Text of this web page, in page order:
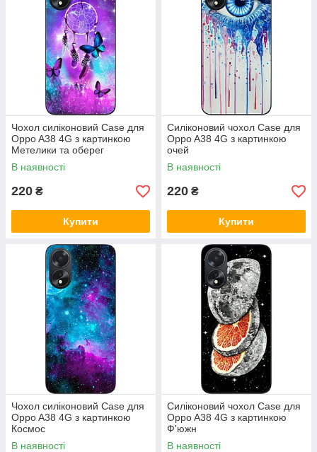
Чохол силіконовий Case для
Oppo A38 4G з картинкою
Метелики та оберег
В наявності
220 ₴
Купити
Силіконовий чохол Case для
Oppo A38 4G з картинкою
очей
В наявності
220 ₴
Купити
Чохол силіконовий Case для
Oppo A38 4G з картинкою
Космос
В наявності
Силіконовий чохол Case для
Oppo A38 4G з картинкою
Ф'южн
В наявності